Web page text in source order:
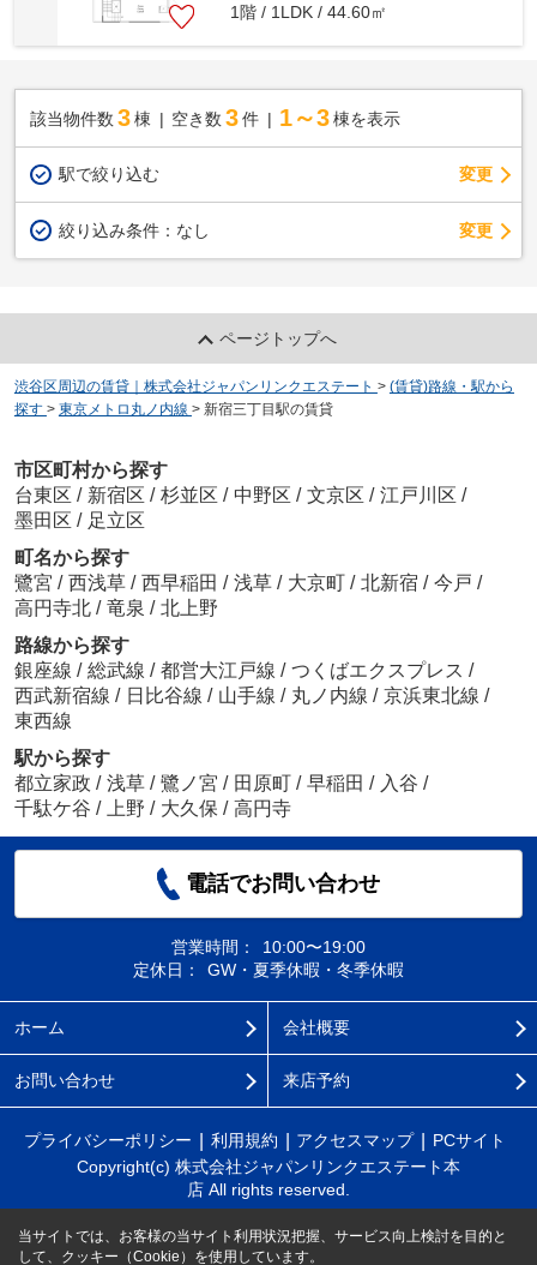
1階 / 1LDK / 44.60㎡
該当物件数 3棟 空き数 3 件 1～3 棟を表示
駅で絞り込む 変更
絞り込み条件： なし 変更
ページトップへ
渋谷区周辺の賃貸｜株式会社ジャパンリンクエステート > (賃貸)路線・駅から
探す > 東京メトロ丸ノ内線 > 新宿三丁目駅の賃貸
市区町村から探す
台東区 / 新宿区 / 杉並区 / 中野区 / 文京区 / 江戸川区 /
墨田区 / 足立区
町名から探す
鷺宮 / 西浅草 / 西早稲田 / 浅草 / 大京町 / 北新宿 / 今戸 /
高円寺北 / 竜泉 / 北上野
路線から探す
銀座線 / 総武線 / 都営大江戸線 / つくばエクスプレス /
西武新宿線 / 日比谷線 / 山手線 / 丸ノ内線 / 京浜東北線 /
東西線
駅から探す
都立家政 / 浅草 / 鷺ノ宮 / 田原町 / 早稲田 / 入谷 /
千駄ケ谷 / 上野 / 大久保 / 高円寺
電話でお問い合わせ
営業時間：
10:00〜19:00
定休日：
GW・夏季休暇・冬季休暇
ホーム 会社概要
お問い合わせ 来店予約
プライバシーポリシー 利用規約 アクセスマップ
PCサイト
Copyright(c) 株式会社ジャパンリンクエステート本
店 All rights reserved.
当サイトでは、お客様の当サイト利用状況把握、サービス向上検討を目的と
して、クッキー（Cookie）を使用しています。